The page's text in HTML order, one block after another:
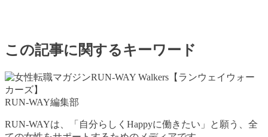
この記事に関するキーワード
RUN-WAY編集部
RUN-WAYは、「自分らしくHappyに働きたい」と願う、全